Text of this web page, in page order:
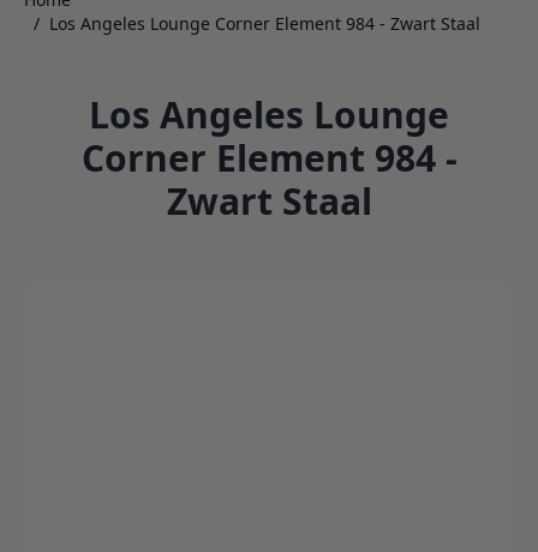
/ Los Angeles Lounge Corner Element 984 - Zwart Staal
Los Angeles Lounge
Corner Element 984 -
Zwart Staal